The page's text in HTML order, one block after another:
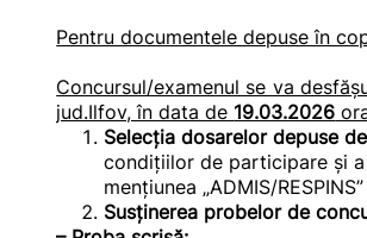
Pentru documentele depuse în
Concursul/examenul se va
jud.Ilfov, în data de 19.03.2026
Selecția dosarelor depuse
condițiilor de participare și
mențiunea „ADMIS/
Susținerea probelor de